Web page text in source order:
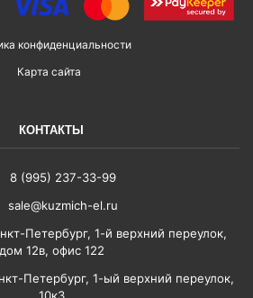
конфиденциальности
Карта сайта
КОНТАКТЫ
8 (995) 237-33-99
sale@kuzmich-el.ru
Петербург, 1-й верхний переулок,
дом 12в, офис 122
Петербург, 1-ый верхний переулок,